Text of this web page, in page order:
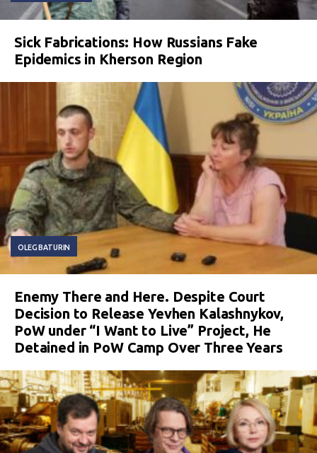
Sick Fabrications: How Russians Fake
Epidemics in Kherson Region
OLEG BATURIN
Enemy There and Here. Despite Court
Decision to Release Yevhen Kalashnykov,
PoW under “I Want to Live” Project, He
Detained in PoW Camp Over Three Years